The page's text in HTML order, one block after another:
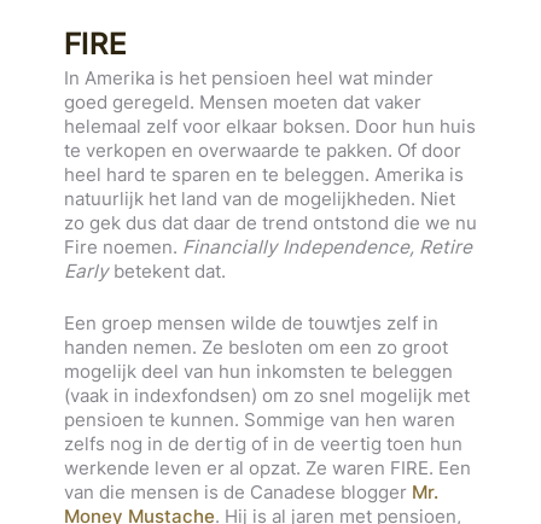
FIRE
In Amerika is het pensioen heel wat minder
goed geregeld. Mensen moeten dat vaker
helemaal zelf voor elkaar boksen. Door hun huis
te verkopen en overwaarde te pakken. Of door
heel hard te sparen en te beleggen. Amerika is
natuurlijk het land van de mogelijkheden. Niet
zo gek dus dat daar de trend ontstond die we nu
Fire noemen. Financially Independence, Retire
Earlybetekent dat.
Een groep mensen wilde de touwtjes zelf in
handen nemen. Ze besloten om een zo groot
mogelijk deel van hun inkomsten te beleggen
(vaak in indexfondsen) om zo snel mogelijk met
pensioen te kunnen. Sommige van hen waren
zelfs nog in de dertig of in de veertig toen hun
werkende leven er al opzat. Ze waren FIRE. Een
van die mensen is de Canadese blogger Mr.
Money Mustache. Hij is al jaren met pensioen,